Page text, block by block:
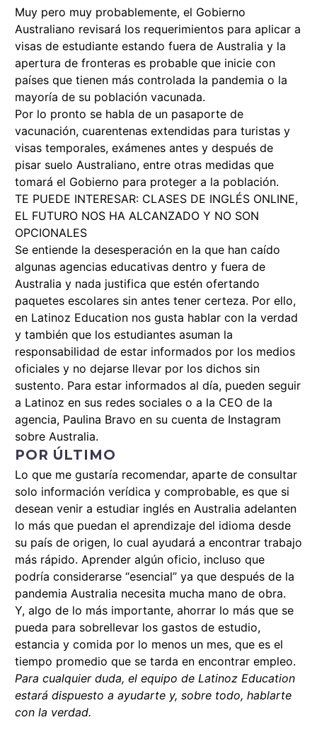
Muy pero muy probablemente, el Gobierno
Australiano revisará los requerimientos para aplicar a
visas de estudiante estando fuera de Australia y la
apertura de fronteras es probable que inicie con
países que tienen más controlada la pandemia o la
mayoría de su población vacunada.
Por lo pronto se habla de un pasaporte de
vacunación, cuarentenas extendidas para turistas y
visas temporales, exámenes antes y después de
pisar suelo Australiano, entre otras medidas que
tomará el Gobierno para proteger a la población.
TE PUEDE INTERESAR: CLASES DE INGLÉS ONLINE,
EL FUTURO NOS HA ALCANZADO Y NO SON
OPCIONALES
Se entiende la desesperación en la que han caído
algunas agencias educativas dentro y fuera de
Australia y nada justifica que estén ofertando
paquetes escolares sin antes tener certeza. Por ello,
en Latinoz Education nos gusta hablar con la verdad
y también que los estudiantes asuman la
responsabilidad de estar informados por los medios
oficiales y no dejarse llevar por los dichos sin
sustento. Para estar informados al día, pueden seguir
a Latinoz en sus redes sociales o a la CEO de la
agencia, Paulina Bravo en su cuenta de Instagram
sobre Australia.
POR ÚLTIMO
Lo que me gustaría recomendar, aparte de consultar
solo información verídica y comprobable, es que si
desean venir a estudiar inglés en Australia adelanten
lo más que puedan el aprendizaje del idioma desde
su país de origen, lo cual ayudará a encontrar trabajo
más rápido. Aprender algún oficio, incluso que
podría considerarse “esencial” ya que después de la
pandemia Australia necesita mucha mano de obra.
Y, algo de lo más importante, ahorrar lo más que se
pueda para sobrellevar los gastos de estudio,
estancia y comida por lo menos un mes, que es el
tiempo promedio que se tarda en encontrar empleo.
Para cualquier duda, el equipo de Latinoz Education
estará dispuesto a ayudarte y, sobre todo, hablarte
con la verdad.